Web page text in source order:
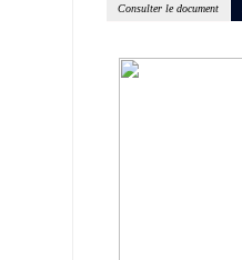
Consulter le document